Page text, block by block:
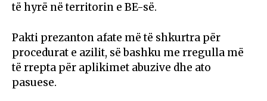
të hyrë në territorin e BE-së.
Pakti prezanton afate më të shkurtra për
procedurat e azilit, së bashku me rregulla më
të rrepta për aplikimet abuzive dhe ato
pasuese.